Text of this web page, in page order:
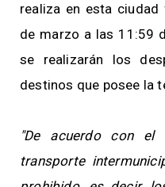
realiza en esta
de marzo a las 11:59
se realizarán los
destinos que posee la
"De acuerdo con el
transporte